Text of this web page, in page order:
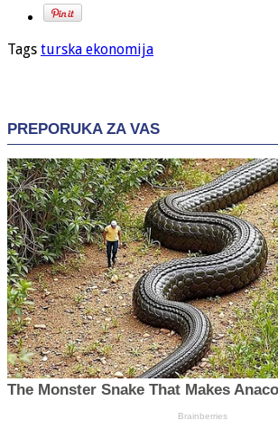
Tags turska ekonomija